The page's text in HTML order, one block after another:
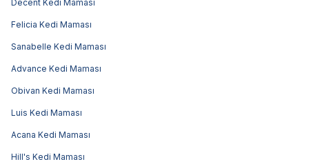
Decent Kedi Maması
Felicia Kedi Maması
Sanabelle Kedi Maması
Advance Kedi Maması
Obivan Kedi Maması
Luis Kedi Maması
Acana Kedi Maması
Hill's Kedi Maması